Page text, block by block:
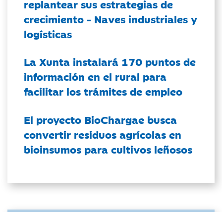
replantear sus estrategias de
crecimiento - Naves industriales y
logísticas
La Xunta instalará 170 puntos de
información en el rural para
facilitar los trámites de empleo
El proyecto BioChargae busca
convertir residuos agrícolas en
bioinsumos para cultivos leñosos